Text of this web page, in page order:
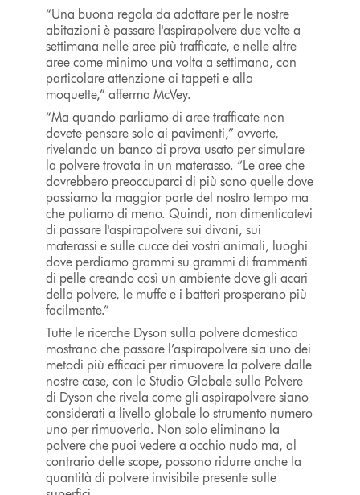
“Una buona regola da adottare per le nostre
abitazioni è passare l'aspirapolvere due volte a
settimana nelle aree più trafficate, e nelle altre
aree come minimo una volta a settimana, con
particolare attenzione ai tappeti e alla
moquette,” afferma McVey.
“Ma quando parliamo di aree trafficate non
dovete pensare solo ai pavimenti,” avverte,
rivelando un banco di prova usato per simulare
la polvere trovata in un materasso. “Le aree che
dovrebbero preoccuparci di più sono quelle dove
passiamo la maggior parte del nostro tempo ma
che puliamo di meno. Quindi, non dimenticatevi
di passare l'aspirapolvere sui divani, sui
materassi e sulle cucce dei vostri animali, luoghi
dove perdiamo grammi su grammi di frammenti
di pelle creando così un ambiente dove gli acari
della polvere, le muffe e i batteri prosperano più
facilmente.”
Tutte le ricerche Dyson sulla polvere domestica
mostrano che passare l’aspirapolvere sia uno dei
metodi più efficaci per rimuovere la polvere dalle
nostre case, con lo Studio Globale sulla Polvere
di Dyson che rivela come gli aspirapolvere siano
considerati a livello globale lo strumento numero
uno per rimuoverla. Non solo eliminano la
polvere che puoi vedere a occhio nudo ma, al
contrario delle scope, possono ridurre anche la
quantità di polvere invisibile presente sulle